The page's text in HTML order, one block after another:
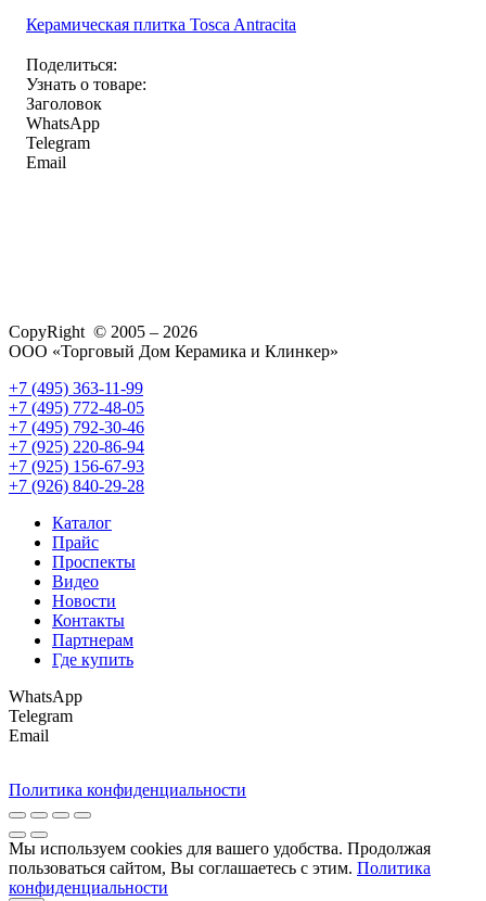
Керамическая плитка Tosca Antracita
Поделиться:
Узнать о товаре:
Заголовок
WhatsApp
Telegram
Email
CopyRight © 2005 – 2026
ООО «Торговый Дом Керамика и Клинкер»
+7 (495) 363-11-99
+7 (495) 772-48-05
+7 (495) 792-30-46
+7 (925) 220-86-94
+7 (925) 156-67-93
+7 (926) 840-29-28
Каталог
Прайс
Проспекты
Видео
Новости
Контакты
Партнерам
Где купить
WhatsApp
Telegram
Email
Политика конфиденциальности
Мы используем cookies для вашего удобства. Продолжая
пользоваться сайтом, Вы соглашаетесь с этим. Политика
конфиденциальности